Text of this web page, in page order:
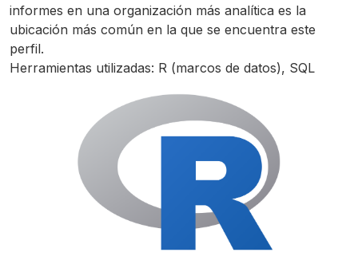
informes en una organización más analítica es la
ubicación más común en la que se encuentra este
perfil.
Herramientas utilizadas: R (marcos de datos), SQL